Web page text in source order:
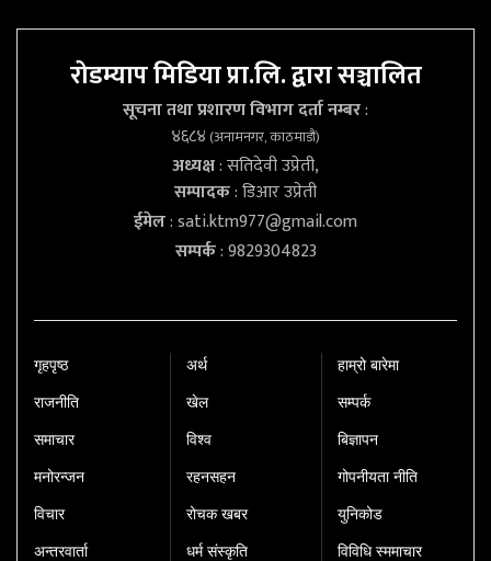
रोडम्याप मिडिया प्रा.लि. द्वारा सञ्चालित
सूचना तथा प्रशारण विभाग दर्ता नम्बर:
४६८४(अनामनगर, काठमाडौं)
अध्यक्ष: सतिदेवी उप्रेती,
सम्पादक: डिआर उप्रेती
ईमेल:sati.ktm977@gmail.com
सम्पर्क: 9829304823
गृहपृष्‍ठ
राजनीति
समाचार
मनोरन्जन
विचार
अन्तरवार्ता
अर्थ
खेल
विश्व
रहनसहन
रोचक खबर
धर्म संस्कृति
हाम्रो बारेमा
सम्पर्क
बिज्ञापन
गोपनीयता नीति
युनिकोड
विविधि स्ममाचार